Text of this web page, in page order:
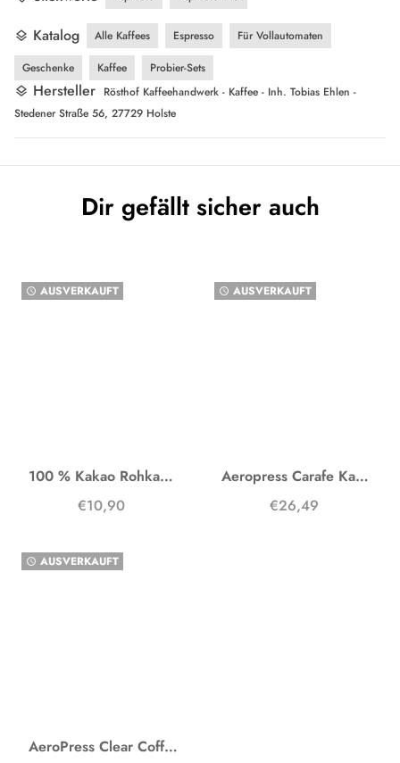
layers Katalog Alle Kaffees Espresso
Für Vollautomaten
Geschenke
Kaffee Probier-Sets
layers Hersteller Rösthof Kaffeehandwerk - Kaffee - Inh. Tobias Ehlen -
Stedener Straße 56, 27729 Holste
Dir gefällt sicher auch
watch_later AUSVERKAUFT
100 % Kakao Rohkakao
€10,90
watch_later AUSVERKAUFT
Aeropress Carafe Karaffe
€26,49
watch_later AUSVERKAUFT
AeroPress Clear Coffee Maker